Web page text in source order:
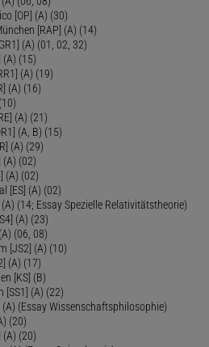
[OP] (A) (30)
[RAP] (A) (14)
(A) (01, 02, 32)
(A) (15)
(A) (19)
(A) (16)
(A) (21)
(A, B) (15)
(A) (29)
(A) (02)
(A) (02)
[ES] (A) (02)
(14; Essay Spezielle Relativitätstheorie)
(A) (23)
(06, 08)
[JS2] (A) (10)
(A) (17)
[KS] (B)
[SS1] (A) (22)
(A) (Essay Wissenschaftsphilosophie)
(20)
(A) (20)